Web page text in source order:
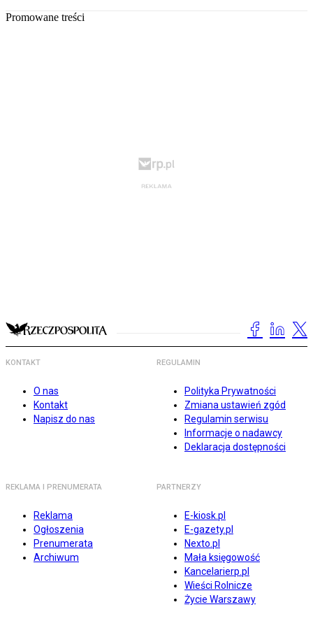
Promowane treści
KONTAKT
O nas
Kontakt
Napisz do nas
REGULAMIN
Polityka Prywatności
Zmiana ustawień zgód
Regulamin serwisu
Informacje o nadawcy
Deklaracja dostępności
REKLAMA I PRENUMERATA
Reklama
Ogłoszenia
Prenumerata
Archiwum
PARTNERZY
E-kiosk.pl
E-gazety.pl
Nexto.pl
Mała księgowość
Kancelarierp.pl
Wieści Rolnicze
Życie Warszawy